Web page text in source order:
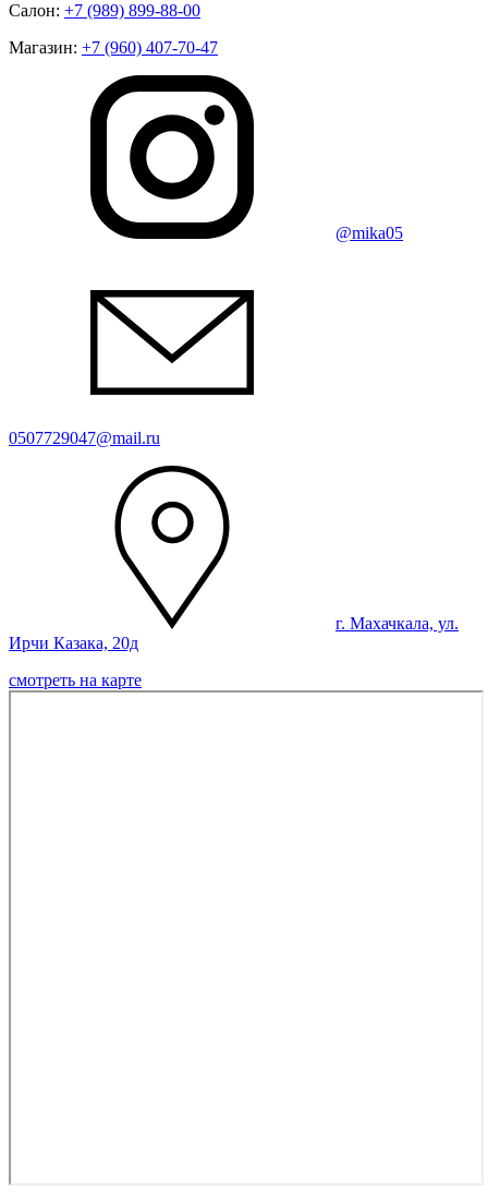
Салон: +7 (989) 899-88-00
Магазин: +7 (960) 407-70-47
@mika05
0507729047@mail.ru
г. Махачкала, ул.
Ирчи Казака, 20д
смотреть на карте